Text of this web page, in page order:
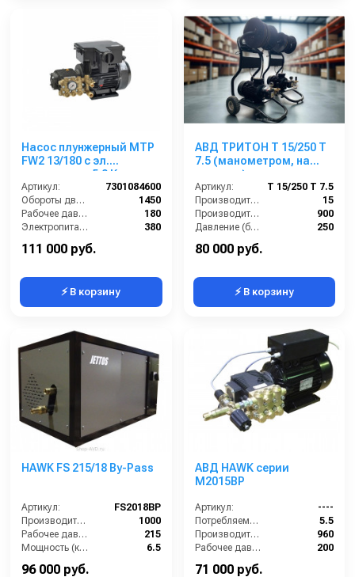
Насос плунжерный MTP
FW2 13/180 с эл.
двигателем 5,0 Квт
220/380 В
Артикул:
7301084600
Обороты двигателя (об/мин):
1450
Рабочее давление (бар):
180
Электропитание (В):
380
111 000 руб.
⚡ В корзину
АВД ТРИТОН T 15/250 T
7.5 (манометром, на
тележке)
Артикул:
T 15/250 T 7.5
Производительность (л/мин):
15
Производительность (л/ч):
900
Давление (бар):
250
Напряжение (В):
80 000 руб.
⚡ В корзину
HAWK FS 215/18 By-Pass
Артикул:
FS2018BP
Производительность (л/ч):
1000
Рабочее давление (бар):
215
Мощность (кВт):
6.5
96 000 руб.
АВД HAWK серии
M2015BP
Артикул:
----
Потребляемая мощность (кВт):
5.5
Производительность (л/ч):
960
Рабочее давление (бар):
200
71 000 руб.